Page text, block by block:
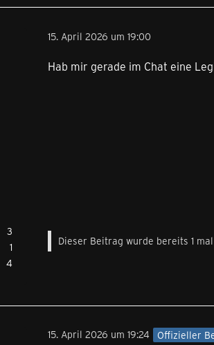
3
1
4
15. April 2026 um 19:00
Hab mir gerade im Chat eine
Dieser Beitrag wurde bereits 1
15. April 2026 um 19:24 Offizieller